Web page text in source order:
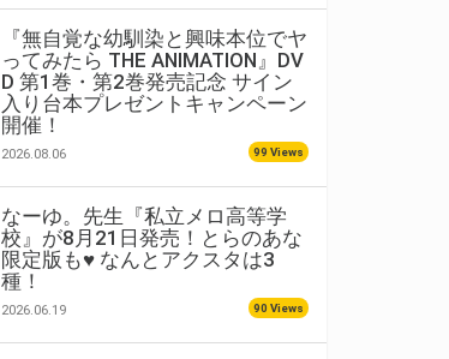
『無自覚な幼馴染と興味本位でヤ
ってみたら THE ANIMATION』DV
D 第1巻・第2巻発売記念 サイン
入り台本プレゼントキャンペーン
開催！
2026.08.06 99 Views
なーゆ。先生『私立メロ高等学
校』が8月21日発売！とらのあな
限定版も♥ なんとアクスタは3
種！
2026.06.19 90 Views